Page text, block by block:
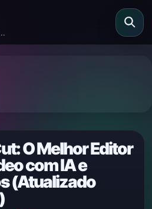
O Melhor Editor
com IA e
(Atualizado